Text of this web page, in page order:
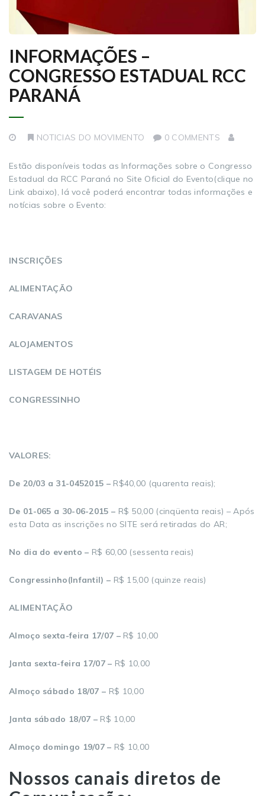
INFORMAÇÕES –
CONGRESSO ESTADUAL RCC
PARANÁ
NOTICIAS DO MOVIMENTO 0 COMMENTS
Estão disponíveis todas as Informações sobre o Congresso
Estadual da RCC Paraná no Site Oficial do Evento(clique no
Link abaixo), lá você poderá encontrar todas informações e
notícias sobre o Evento:
INSCRIÇÕES
ALIMENTAÇÃO
CARAVANAS
ALOJAMENTOS
LISTAGEM DE HOTÉIS
CONGRESSINHO
VALORES:
De 20/03 a 31-0452015 –R$40,00 (quarenta reais);
De 01-065 a 30-06-2015 – R$ 50,00 (cinqüenta reais) – Após
esta Data as inscrições no SITE será retiradas do AR;
No dia do evento – R$ 60,00 (sessenta reais)
Congressinho(Infantil) – R$ 15,00 (quinze reais)
ALIMENTAÇÃO
Almoço sexta-feira 17/07 –R$ 10,00
Janta sexta-feira 17/07 – R$ 10,00
Almoço sábado 18/07 – R$ 10,00
Janta sábado 18/07 – R$ 10,00
Almoço domingo 19/07 – R$ 10,00
Nossos canais diretos de